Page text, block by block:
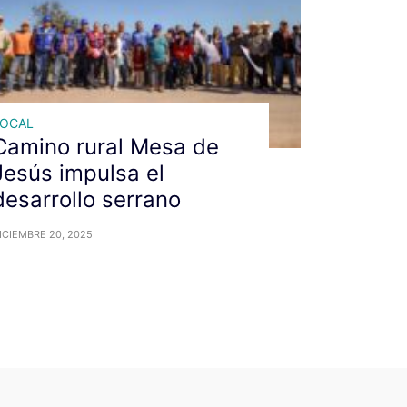
rural Mesa de
impulsa el
serrano
20, 2025